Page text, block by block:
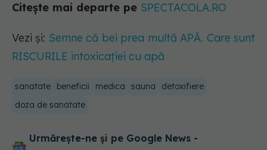
Citește mai departe pe SPECTACOLA.RO
Vezi și: Semne că bei prea multă APĂ. Care sunt
RISCURILE intoxicației cu apă
sanatate beneficii medica sauna
detoxifiere
doza de sanatate
Urmărește-ne și pe Google News -